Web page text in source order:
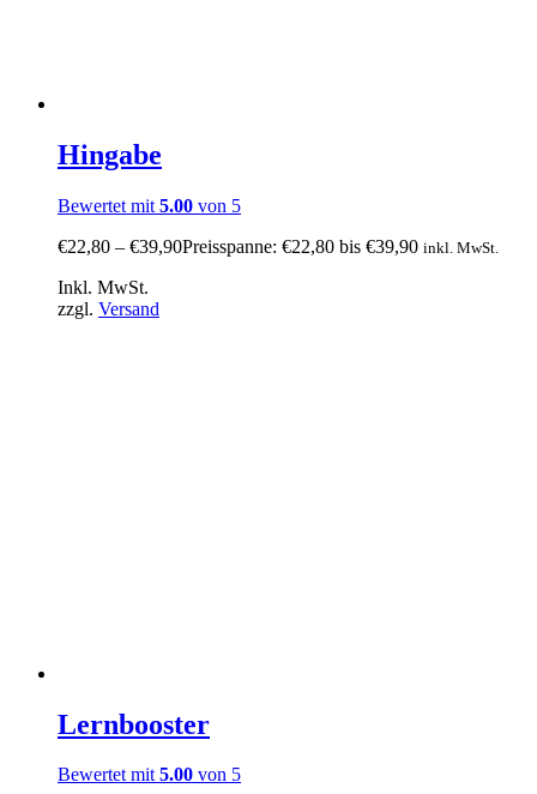
Hingabe
Bewertet mit 5.00 von 5
€22,80 – €39,90Preisspanne: €22,80 bis €39,90 inkl. MwSt.
Inkl. MwSt.
zzgl. Versand
Lernbooster
Bewertet mit5.00 von 5